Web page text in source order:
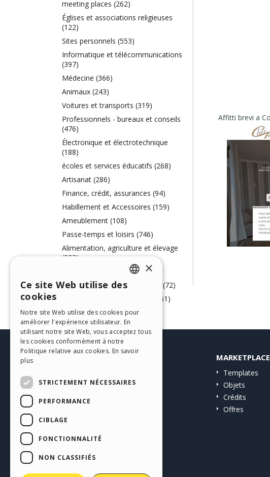
meeting places (262)
Églises et associations religieuses
(122)
Sites personnels (553)
Informatique et télécommunications
(397)
Médecine (366)
Animaux (243)
Voitures et transports (319)
Professionnels - bureaux et conseils
(476)
Électronique et électrotechnique
(188)
écoles et services éducatifs (268)
Artisanat (286)
Finance, crédit, assurances (94)
Habillement et Accessoires (159)
Ameublement (108)
Passe-temps et loisirs (746)
Alimentation, agriculture et élevage
(323)
Ecologie et thermodynamique (72)
Papier, impression et Chimie (61)
Web Agency (58)
Communauté
Sites Utilisateurs
MARKETPLACE
Templates
Objets
Crédits
Offres
ENGLISH
GERMAN
SPANISH
×
Ce site Web utilise des
cookies
Notre site Web utilise des cookies pour
améliorer l'expérience utilisateur. En
utilisant notre site Web, vous acceptez tous
les cookies conformément à notre
Politique relative aux cookies. En savoir
plus
STRICTEMENT NÉCESSAIRES
PERFORMANCE
CIBLAGE
FONCTIONNALITÉ
NON CLASSIFIÉS